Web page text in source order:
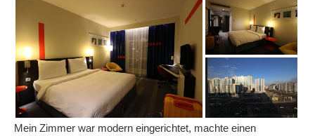
Mein Zimmer war modern eingerichtet, machte einen